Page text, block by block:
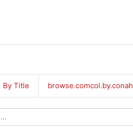
By Title